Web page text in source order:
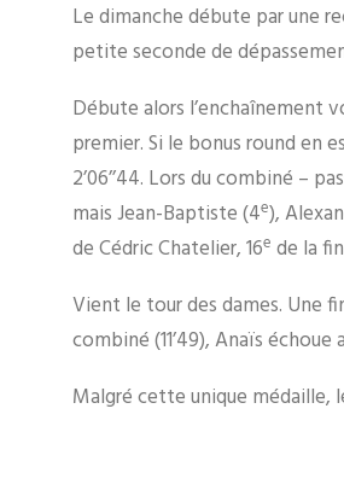
Le dimanche débute par une
petite seconde de
Débute alors l’enchaînement
premier. Si le bonus round en
2’06’’44. Lors du combiné –
mais Jean-Baptiste (4e),
de Cédric Chatelier, 16e de la
Vient le tour des dames. Une
combiné (11’49), Anaïs
Malgré cette unique médaille,